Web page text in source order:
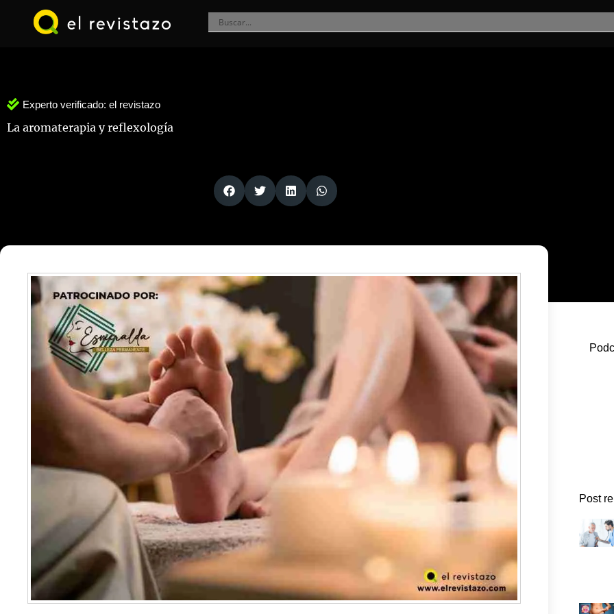
Experto verificado: el revistazo
La aromaterapia y reflexología
Post